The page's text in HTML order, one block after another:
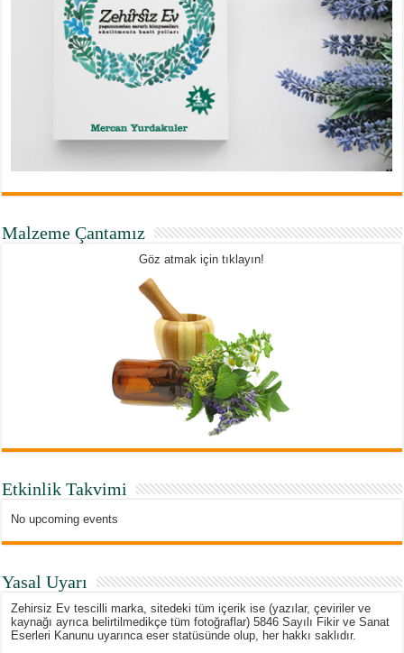
Malzeme Çantamız
Göz atmak için tıklayın!
Etkinlik Takvimi
No upcoming events
Yasal Uyarı
Zehirsiz Ev tescilli marka, sitedeki tüm içerik ise (yazılar, çeviriler ve
kaynağı ayrıca belirtilmedikçe tüm fotoğraflar) 5846 Sayılı Fikir ve Sanat
Eserleri Kanunu uyarınca eser statüsünde olup, her hakkı saklıdır.